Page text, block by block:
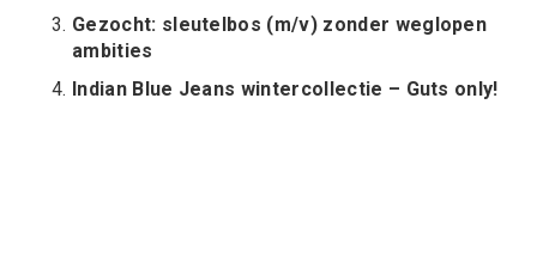
Gezocht: sleutelbos (m/v) zonder weglopen
ambities
Indian Blue Jeans wintercollectie – Guts only!